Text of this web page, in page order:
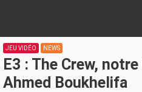
JEU VIDÉO NEWS
E3 : The Crew,
Ahmed Boukhelifa